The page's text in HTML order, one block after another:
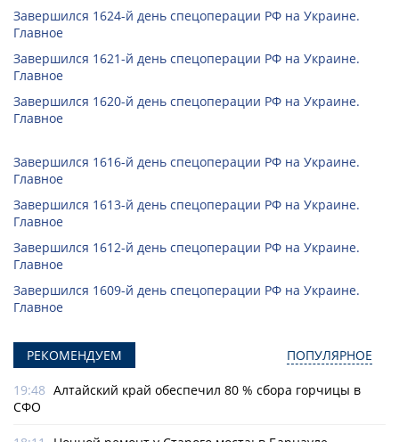
Завершился 1624-й день спецоперации РФ на Украине.
Главное
Завершился 1621-й день спецоперации РФ на Украине.
Главное
Завершился 1620-й день спецоперации РФ на Украине.
Главное
Завершился 1616-й день спецоперации РФ на Украине.
Главное
Завершился 1613-й день спецоперации РФ на Украине.
Главное
Завершился 1612-й день спецоперации РФ на Украине.
Главное
Завершился 1609-й день спецоперации РФ на Украине.
Главное
РЕКОМЕНДУЕМ ПОПУЛЯРНОЕ
19:48 Алтайский край обеспечил 80 % сбора горчицы в
СФО